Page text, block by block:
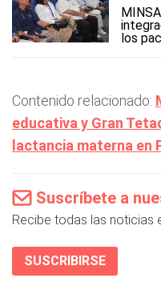
los
Contenido relacionado:
educativa y Gran
lactancia materna en
Suscríbete a
Recibe todas las noticias
SUSCRIBIRSE